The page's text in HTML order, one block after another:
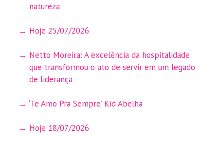
natureza
Hoje 25/07/2026
Netto Moreira: A excelência da hospitalidade
que transformou o ato de servir em um legado
de liderança
‘Te Amo Pra Sempre’ Kid Abelha
Hoje 18/07/2026